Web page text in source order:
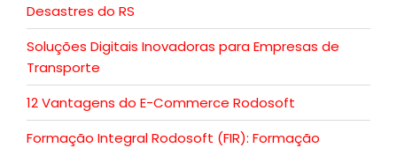
Desastres do RS
Soluções Digitais Inovadoras para Empresas de
Transporte
12 Vantagens do E-Commerce Rodosoft
Formação Integral Rodosoft (FIR): Formação